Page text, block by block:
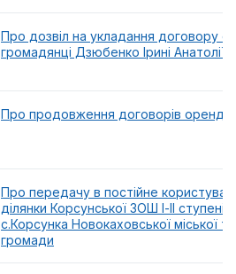
Про дозвіл на укладання договору
громадянці Дзюбенко Ірині
Про продовження договорів оренди
Про передачу в постійне
ділянки Корсунської ЗОШ І-ІІ
с.Корсунка Новокаховської міської
громади